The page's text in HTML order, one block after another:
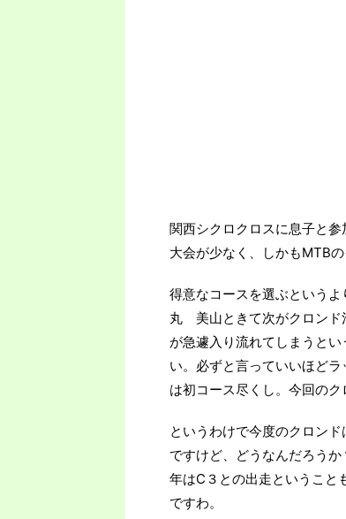
関西シクロクロスに息子と
大会が少なく、しかもMTB
得意なコースを選ぶという
丸 美山ときて次がクロンド
が急遽入り流れてしまうと
い。必ずと言っていいほど
は初コース尽くし。今回の
というわけで今度のクロン
ですけど、どうなんだろう
年はC３との出走ということ
ですわ。